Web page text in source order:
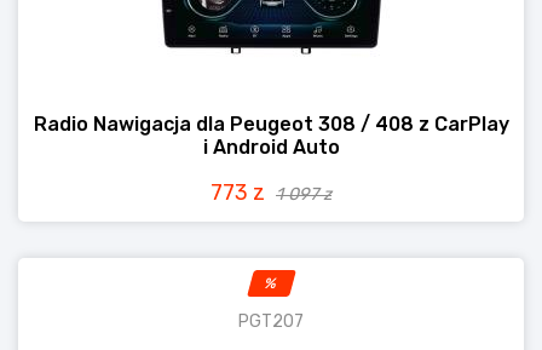
Radio Nawigacja dla Peugeot 308 / 408 z CarPlay
i Android Auto
773 z 1 097 z
%
PGT207